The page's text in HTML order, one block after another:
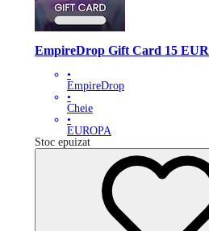
EmpireDrop Gift Card 15 EUR
•
EmpireDrop
•
Cheie
•
EUROPA
Stoc epuizat